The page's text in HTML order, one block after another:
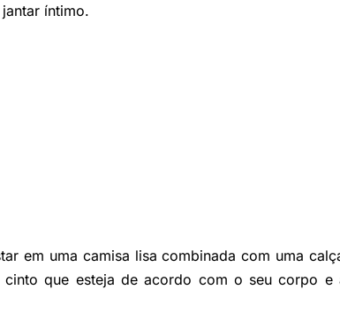
íntimo.
em uma camisa lisa combinada com uma
que esteja de acordo com o seu corpo e